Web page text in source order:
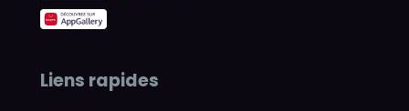
Liens rapides